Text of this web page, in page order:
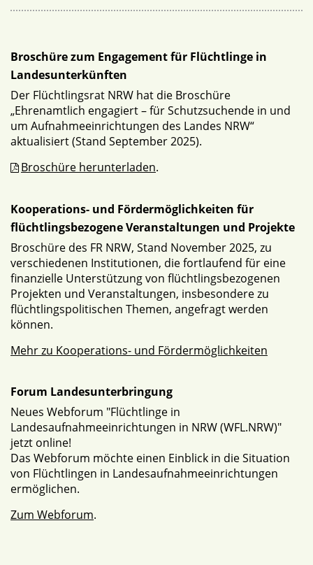
Broschüre zum Engagement für Flüchtlinge in
Landesunterkünften
Der Flüchtlingsrat NRW hat die Broschüre
„Ehrenamtlich engagiert – für Schutzsuchende in und
um Aufnahmeeinrichtungen des Landes NRW“
aktualisiert (Stand September 2025).
Broschüre herunterladen.
Kooperations- und Fördermöglichkeiten für
flüchtlingsbezogene Veranstaltungen und Projekte
Broschüre des FR NRW, Stand November 2025, zu
verschiedenen Institutionen, die fortlaufend für eine
finanzielle Unterstützung von flüchtlingsbezogenen
Projekten und Veranstaltungen, insbesondere zu
flüchtlingspolitischen Themen, angefragt werden
können.
Mehr zu Kooperations- und Fördermöglichkeiten
Forum Landesunterbringung
Neues Webforum "Flüchtlinge in
Landesaufnahmeeinrichtungen in NRW (WFL.NRW)"
jetzt online!
Das Webforum möchte einen Einblick in die Situation
von Flüchtlingen in Landesaufnahmeeinrichtungen
ermöglichen.
Zum Webforum.